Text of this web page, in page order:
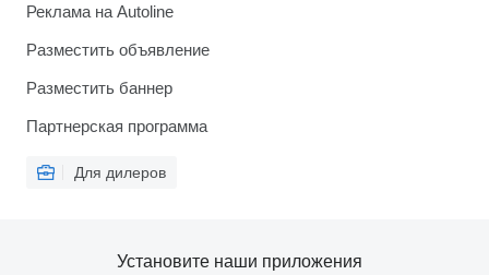
Реклама на Autoline
Разместить объявление
Разместить баннер
Партнерская программа
Для дилеров
Установите наши приложения